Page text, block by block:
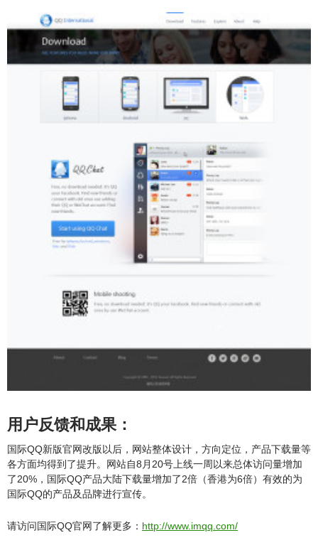
用户反馈和成果：
国际QQ新版官网改版以后，网站整体设计，方向定位，产品下载量等
各方面均得到了提升。网站自8月20号上线一周以来总体访问量增加
了20%，国际QQ产品大陆下载量增加了2倍（香港为6倍）有效的为
国际QQ的产品及品牌进行宣传。
请访问国际QQ官网了解更多： http://www.imqq.com/